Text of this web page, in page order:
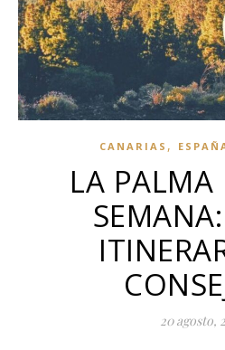
CANARIAS ,
LA
20 agosto,